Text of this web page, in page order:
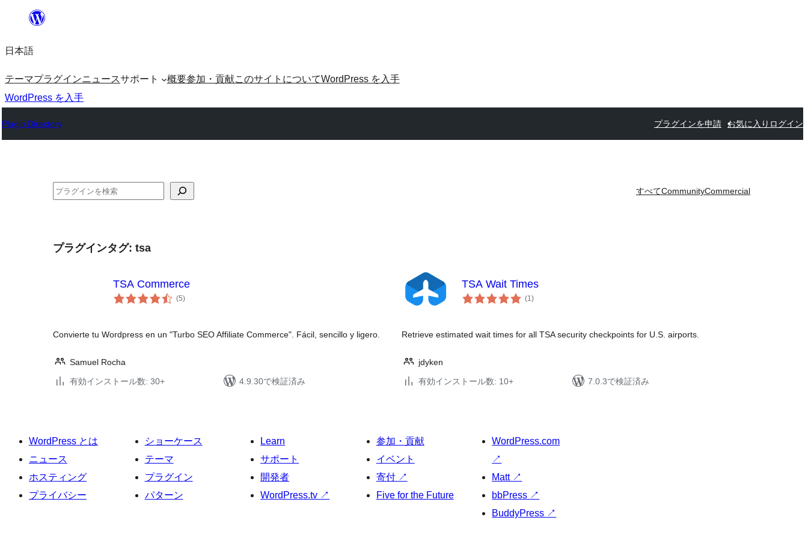
を
ッ
プ
日本語
テーマプラグインニュースサポート 概要参加・貢献このサイトについてWordPress を入手
WordPress を入手
Plugin Directory プラグインを申請 お気に入り ログイン
検
すべてCommunityCommercial
プラグインタグ: tsa
TSA Commerce
(5個
の)
Convierte tu Wordpress en un "Turbo SEO Affiliate Commerce". Fácil, sencillo y ligero.
Samuel Rocha
有効インストール数: 30+
4.9.30で検証済み
TSA Wait Times
(1個
の)
Retrieve estimated wait times for all TSA security checkpoints for U.S. airports.
jdyken
有効インストール数: 10+
7.0.3で検証済み
WordPress とは
ニュース
ホスティング
プライバシー
ショーケース
テーマ
プラグイン
パターン
Learn
サポート
開発者
WordPress.tv ↗
参加・貢献
イベント
寄付 ↗
Five for the Future
WordPress.com
↗
Matt ↗
bbPress ↗
BuddyPress ↗